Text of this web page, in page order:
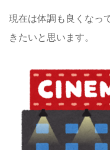
現在は体調も良くなっ
きたいと思います。